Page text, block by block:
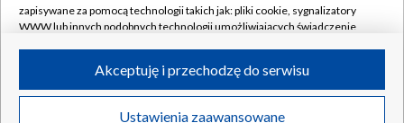
System NOS
Informacje o nadawcy
Program dla prasy
Kanały
©2026 Telewizja Polska S.A. w likwidacji
zapisywane za pomocą technologii takich jak: pliki cookie, sygnalizatory
WWW lub innych podobnych technologii umożliwiających świadczenie
ruchu w Internecie.
Twoje dane osobowe zbierane podczas odwiedzania przez Ciebie
Ustawienia zaawansowane
Akceptuję i przechodzę do serwisu